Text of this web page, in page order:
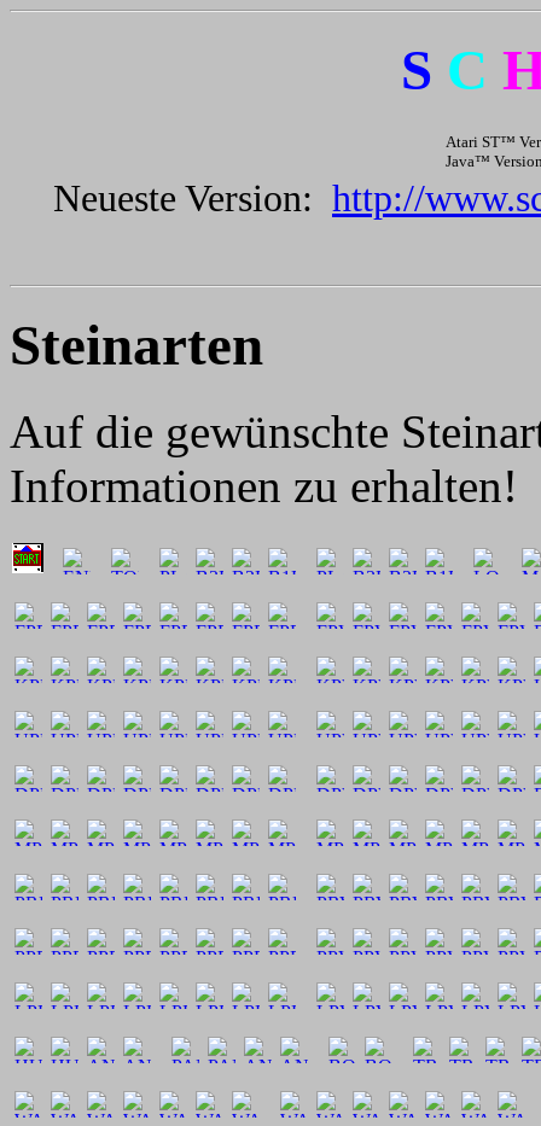
S C
Atari ST™
Java™
Neueste Version: http://
Steinarten
Auf die gewünschte
Informationen zu erhalten!